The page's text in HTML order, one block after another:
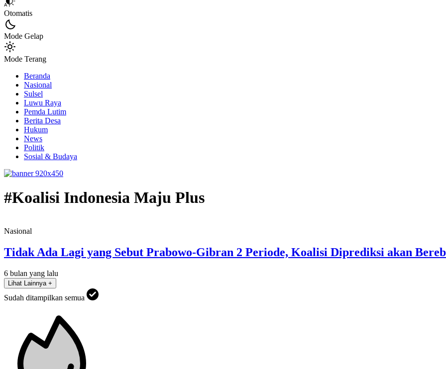
Otomatis
Mode Gelap
Mode Terang
Beranda
Nasional
Sulsel
Luwu Raya
Pemda Lutim
Berita Desa
Hukum
News
Politik
Sosial & Budaya
#Koalisi Indonesia Maju Plus
Nasional
Tidak Ada Lagi yang Sebut Prabowo-Gibran 2 Periode, Koalisi Diprediksi akan
6 bulan yang lalu
Lihat Lainnya +
Sudah ditampilkan semua